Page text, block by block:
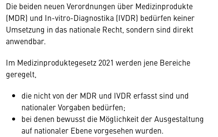
Die beiden neuen Verordnungen über Medizinprodukte
(MDR) und In-vitro-Diagnostika (IVDR) bedürfen keiner
Umsetzung in das nationale Recht, sondern sind direkt
anwendbar.
Im Medizinproduktegesetz 2021 werden jene Bereiche
geregelt,
die nicht von der MDR und IVDR erfasst sind und
nationaler Vorgaben bedürfen;
bei denen bewusst die Möglichkeit der Ausgestaltung
auf nationaler Ebene vorgesehen wurden.